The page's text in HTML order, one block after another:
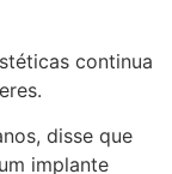
continua
disse que
implante